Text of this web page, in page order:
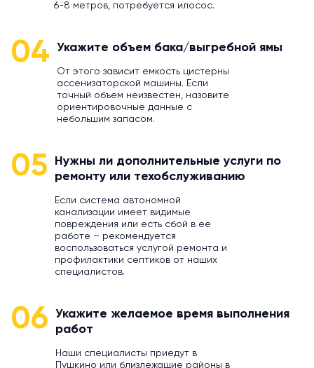
6-8 метров, потребуется илосос.
04 Укажите объем бака/выгребной ямы
От этого зависит емкость цистерны
ассенизаторской машины. Если
точный объем неизвестен, назовите
ориентировочные данные с
небольшим запасом.
05
Нужны ли дополнительные услуги по
ремонту или техобслуживанию
Если система автономной
канализации имеет видимые
повреждения или есть сбой в ее
работе – рекомендуется
воспользоваться услугой ремонта и
профилактики септиков от наших
специалистов.
06
Укажите желаемое время выполнения
работ
Наши специалисты приедут в
Пушкино или близлежащие районы в